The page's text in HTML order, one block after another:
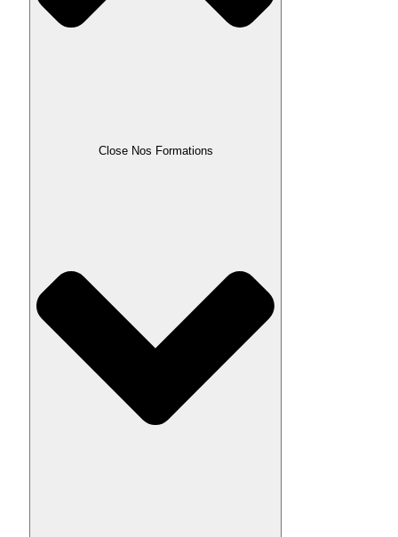
Close Nos Formations